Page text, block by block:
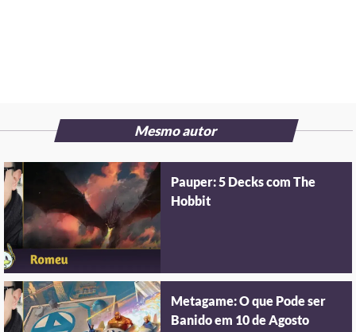
Mesmo autor
Pauper: 5 Decks com The
Hobbit
Metagame: O que Pode ser
Banido em 10 de Agosto